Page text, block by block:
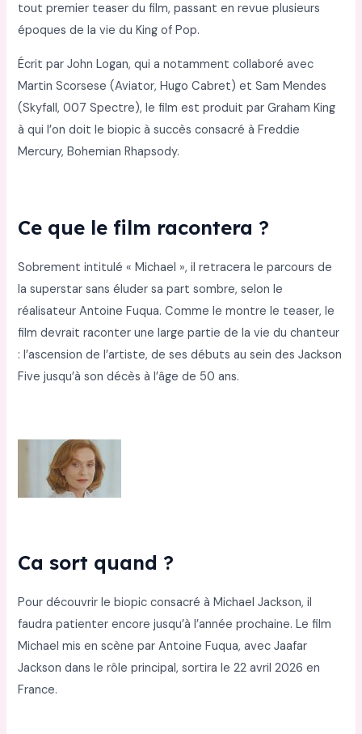
tout premier teaser du film, passant en revue plusieurs
époques de la vie du King of Pop.
Écrit par John Logan, qui a notamment collaboré avec
Martin Scorsese (Aviator, Hugo Cabret) et Sam Mendes
(Skyfall, 007 Spectre), le film est produit par Graham King
à qui l’on doit le biopic à succès consacré à Freddie
Mercury, Bohemian Rhapsody.
Ce que le film racontera ?
Sobrement intitulé « Michael », il retracera le parcours de
la superstar sans éluder sa part sombre, selon le
réalisateur Antoine Fuqua. Comme le montre le teaser, le
film devrait raconter une large partie de la vie du chanteur
: l’ascension de l’artiste, de ses débuts au sein des Jackson
Five jusqu’à son décès à l’âge de 50 ans.
Ca sort quand ?
Pour découvrir le biopic consacré à Michael Jackson, il
faudra patienter encore jusqu’à l’année prochaine. Le film
Michael mis en scène par Antoine Fuqua, avec Jaafar
Jackson dans le rôle principal, sortira le 22 avril 2026 en
France.